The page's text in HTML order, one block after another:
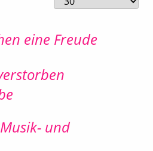
eine Freude
und